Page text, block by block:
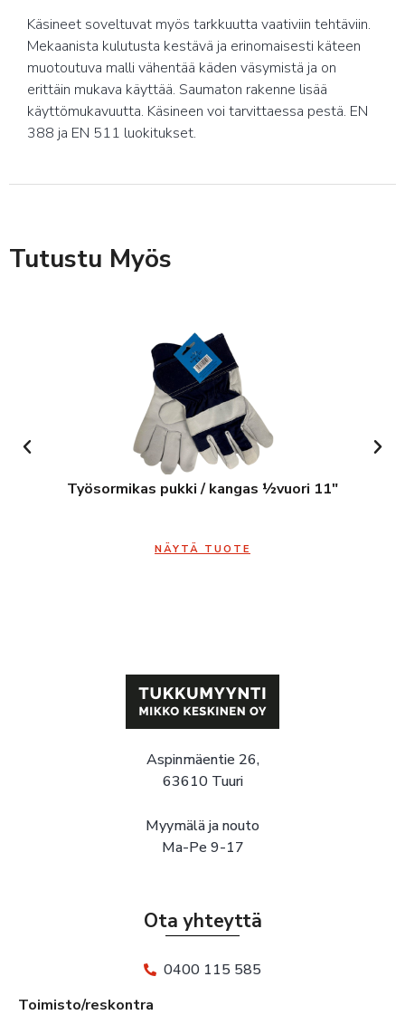
Käsineet soveltuvat myös tarkkuutta vaativiin tehtäviin.
Mekaanista kulutusta kestävä ja erinomaisesti käteen
muotoutuva malli vähentää käden väsymistä ja on
erittäin mukava käyttää. Saumaton rakenne lisää
käyttömukavuutta. Käsineen voi tarvittaessa pestä. EN
388 ja EN 511 luokitukset.
Tutustu Myös
Työsormikas pukki / kangas ½vuori 11″
NÄYTÄ TUOTE
Aspinmäentie 26,
63610 Tuuri
Myymälä ja nouto
Ma-Pe 9-17
Ota yhteyttä
0400 115 585
Toimisto/reskontra